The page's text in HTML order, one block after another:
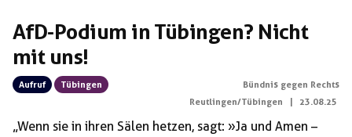
AfD-Podium in Tübingen? Nicht
mit uns!
Aufruf Tübingen
Bündnis gegen Rechts
Reutlingen/Tübingen
| 23.08.25
„Wenn sie in ihren Sälen hetzen, sagt: »Ja und Amen –